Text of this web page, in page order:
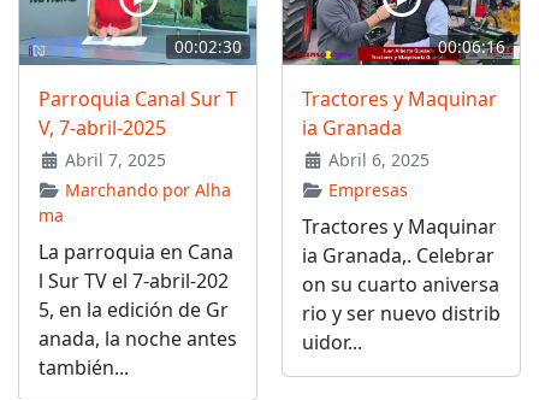
00:02:30
Parroquia Canal Sur T
V, 7-abril-2025
Abril 7, 2025
Marchando por Alha
ma
La parroquia en Cana
l Sur TV el 7-abril-202
5, en la edición de Gr
anada, la noche antes
también...
00:06:16
Tractores y Maquinar
ia Granada
Abril 6, 2025
Empresas
Tractores y Maquinar
ia Granada,. Celebrar
on su cuarto aniversa
rio y ser nuevo distrib
uidor...